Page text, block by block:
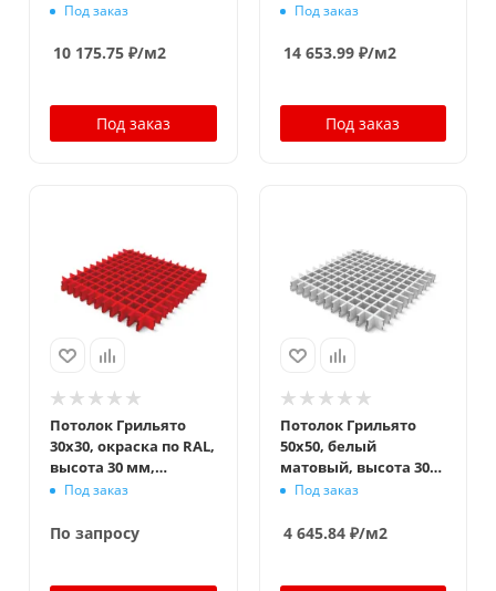
мм, ширина 5 мм
Под заказ
10 175.75 ₽/м2
Под заказ
ширина 5 мм
Под заказ
14 653.99₽/м2
Под заказ
Потолок Грильято
30x30, окраска по RAL,
высота 30 мм,
ширина 5 мм
Под заказ
По запросу
Потолок Грильято
50x50, белый
матовый, высота 30
мм, ширина 5 мм
Под заказ
4 645.84₽/м2